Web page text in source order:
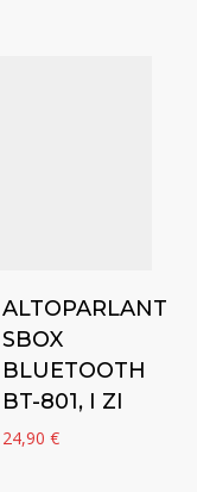
Add to cart
ALTOPARLANT
SBOX
BLUETOOTH
BT-801, I ZI
24,90€